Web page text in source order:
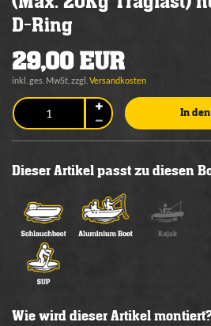
D-Ring
29,00 EUR
inkl. ges. MwSt. zzgl. Versandkosten
In
Dieser Artikel passt zu diesen
Wie wird dieser Artikel